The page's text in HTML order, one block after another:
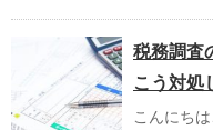
税務調査
こう対処
こんにち